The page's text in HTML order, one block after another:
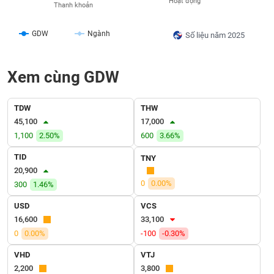
Số liệu năm 2025
GDW Ngành
Thanh khoản
Xem cùng GDW
TDW
45,100
1,100
2.50%
THW
17,000
600
3.66%
TID
20,900
300
1.46%
TNY
0 0.00%
USD
16,600
0
0.00%
VCS
33,100
-100
-0.30%
VHD
2,200
VTJ
3,800
THÔNG
ÍCH
BẤT
ĐỘNG
SẢN
Mã
chứng
khoán
(-)